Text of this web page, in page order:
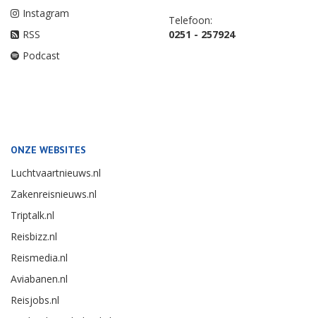
Instagram
RSS
Podcast
Telefoon:
0251 - 257924
ONZE WEBSITES
Luchtvaartnieuws.nl
Zakenreisnieuws.nl
Triptalk.nl
Reisbizz.nl
Reismedia.nl
Aviabanen.nl
Reisjobs.nl